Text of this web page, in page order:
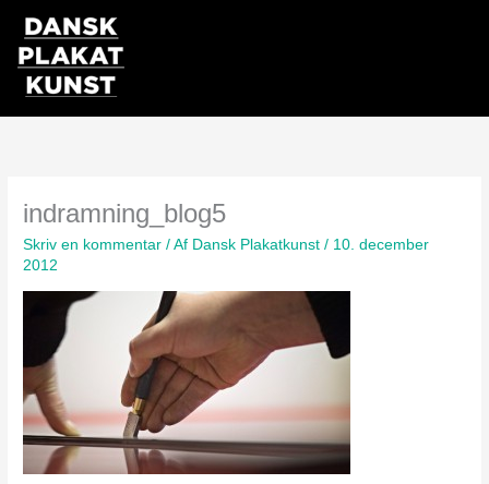
indholdet
indramning_blog5
Skriv en kommentar / Af Dansk Plakatkunst/ 10. december
2012